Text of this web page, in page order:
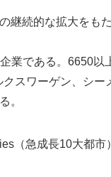
継続的な拡大をも
業である。6650以
スワーゲン、シ
。
（急成長10大都